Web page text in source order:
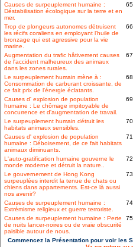
Causes de surpeuplement humaine :
Déstabilisation écologique sur la terre et en
mer.
65
Trop de plongeurs autonomes détruisent
les récifs coraliens en employant l'huile de
bronzage qui est agressive pour la vie
marine.
66
Augmentation du trafic hâtivement causes
de l'accident malheureux des animaux
dans les zones rurales.
67
Le surpeuplement humain mène à :
Consommation de carburant croissante, de
ce fait prix de l'énergie éclatants.
68
Causes d' explosion de population
humaine : Le chômage impitoyable de
concurrence et d'augmentation de travail.
69
Le surpeuplement humain détruit les
habitats animaux sensibles.
70
Causes d' explosion de population
humaine : Déboisement, de ce fait habitats
animaux diminuants.
71
L'auto-gratification humaine gouverne le
monde moderne et détruit la nature..
72
Le gouvernement de Hong Kong
surpeuplées interdit la tenue de chats ou
chiens dans appartements. Est-ce là aussi
nos avenir?
73
Causes de surpeuplement humaine :
Extrémisme religieux et guerre terroriste.
74
Causes de surpeuplement humaine : Perte
de nuits lancer-noires ou de vraie obscurité
paisible autour de nous.
75
Commencez la Présentation pour voir les